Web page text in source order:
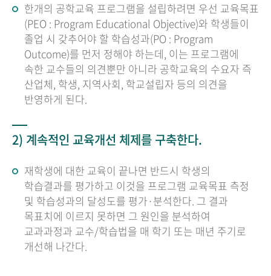
한개의 공학교육 프로그램을 설립하려면 우선 교육목표
(PEO : Program Educational Objective)와 학생들이
졸업 시 갖추어야 할 학습성과(PO : Program
Outcome)를 먼저 정해야 하는데, 이는 프로그램에
속한 교수들의 의견뿐만 아니라 공학교육의 수요자 즉
산업체, 학생, 지역사회, 학교설립자 등의 의견을
반영하게 된다.
2) 계속적인 교육개선 체제를 구축한다.
재학생에 대한 교육이 끝나면 반드시 학생의
학습결과를 평가하고 이것을 프로그램 교육목표 측정
및 학습성과의 달성도를 평가·분석한다. 그 결과
목표치에 이르지 못하면 그 원인을 분석하여
교과과정과 교수/학습법을 매 학기 또는 매년 주기로
개선해 나간다.